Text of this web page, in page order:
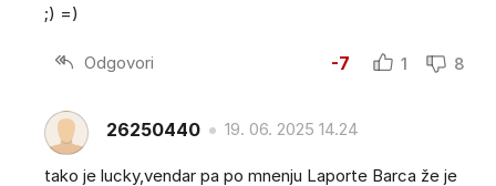
;) =)
Odgovori -7 1 8
26250440 19. 06. 2025 14.24
tako je lucky,vendar pa po mnenju Laporte Barca že je